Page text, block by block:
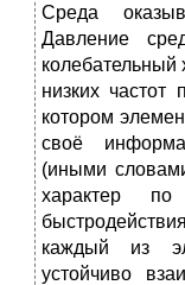
Среда
Давление
колебательный
низких частот
котором
своё
(иными
характер по
каждый из
устойчиво